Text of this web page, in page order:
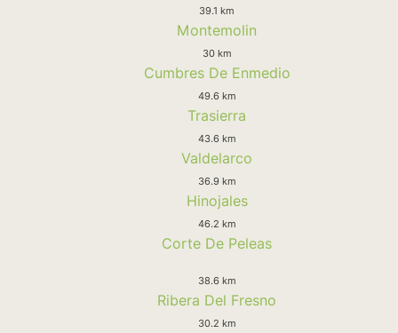
39.1 km
Montemolin
30 km
Cumbres De Enmedio
49.6 km
Trasierra
43.6 km
Valdelarco
36.9 km
Hinojales
46.2 km
Corte De Peleas
38.6 km
Ribera Del Fresno
30.2 km